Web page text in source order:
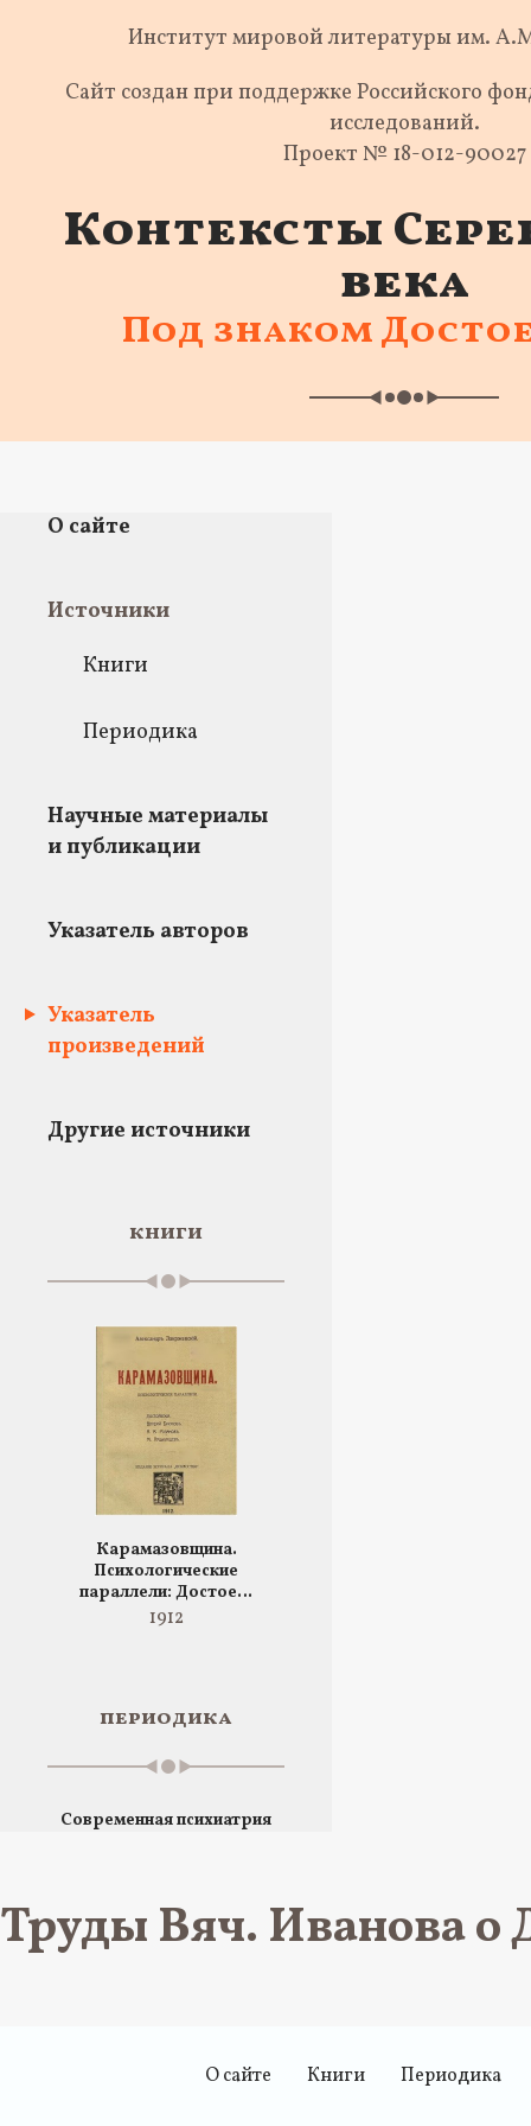
Институт мировой литературы им.
Сайт создан при поддержке Российского
исследований.
Проект № 18-012-90027
Контексты
века
Под знаком
О сайте
Источники
Книги
Периодика
Научные материалы
и публикации
Указатель авторов
Указатель
произведений
Другие источники
книги
Карамазовщина.
Психологические
параллели: Достое…
1912
периодика
Современная психиатрия
Труды Вяч. Иванова о
О сайте Книги Периодика